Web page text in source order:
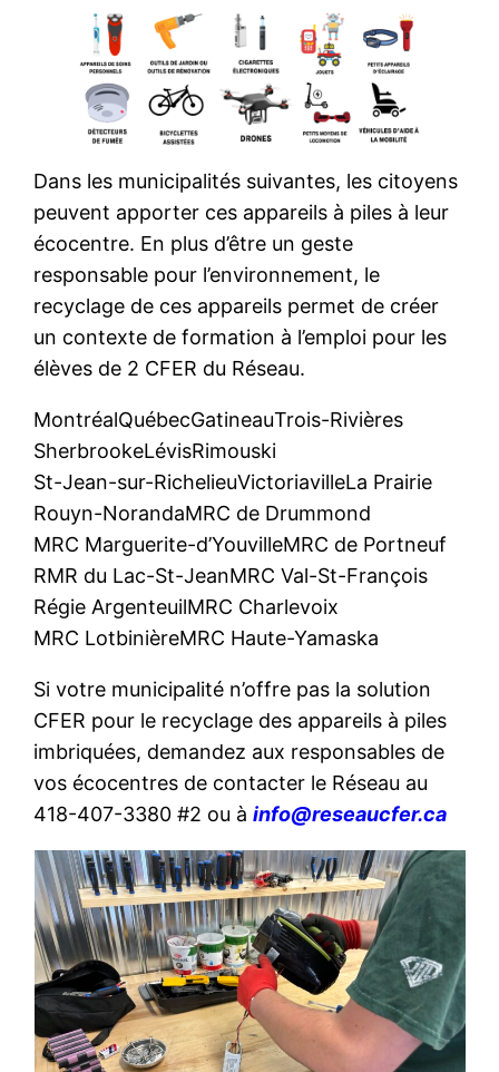
Dans les municipalités suivantes, les citoyens
peuvent apporter ces appareils à piles à leur
écocentre. En plus d’être un geste
responsable pour l’environnement, le
recyclage de ces appareils permet de créer
un contexte de formation à l’emploi pour les
élèves de 2 CFER du Réseau.
MontréalQuébecGatineauTrois-Rivières
SherbrookeLévisRimouski
St-Jean-sur-RichelieuVictoriavilleLa Prairie
Rouyn-NorandaMRC de Drummond
MRC Marguerite-d’YouvilleMRC de Portneuf
RMR du Lac-St-JeanMRC Val-St-François
Régie ArgenteuilMRC Charlevoix
MRC LotbinièreMRC Haute-Yamaska
Si votre municipalité n’offre pas la solution
CFER pour le recyclage des appareils à piles
imbriquées, demandez aux responsables de
vos écocentres de contacter le Réseau au
418-407-3380 #2 ou àinfo@reseaucfer.ca